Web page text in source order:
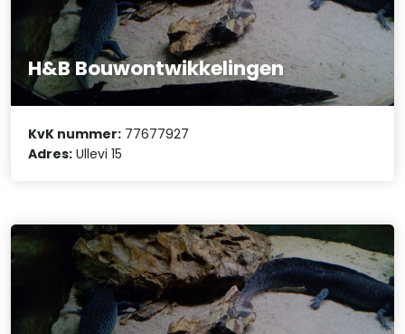
H&B Bouwontwikkelingen
KvK nummer: 77677927
Adres: Ullevi 15